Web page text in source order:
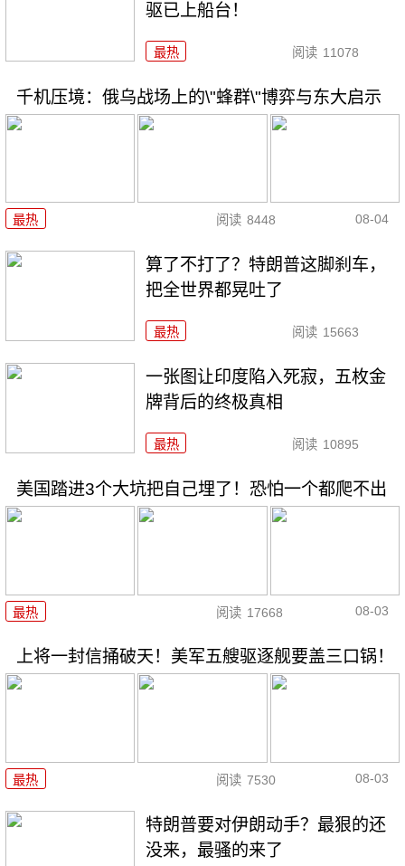
驱已上船台！
最热 阅读 11078
千机压境：俄乌战场上的\"蜂群\"博弈与东大启示
最热 阅读 8448 08-04
算了不打了？特朗普这脚刹车，
把全世界都晃吐了
最热 阅读 15663
一张图让印度陷入死寂，五枚金
牌背后的终极真相
最热 阅读 10895
美国踏进3个大坑把自己埋了！恐怕一个都爬不出
最热 阅读 17668 08-03
上将一封信捅破天！美军五艘驱逐舰要盖三口锅！
最热 阅读 7530 08-03
特朗普要对伊朗动手？最狠的还
没来，最骚的来了